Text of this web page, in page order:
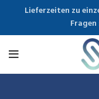
Lieferzeiten zu